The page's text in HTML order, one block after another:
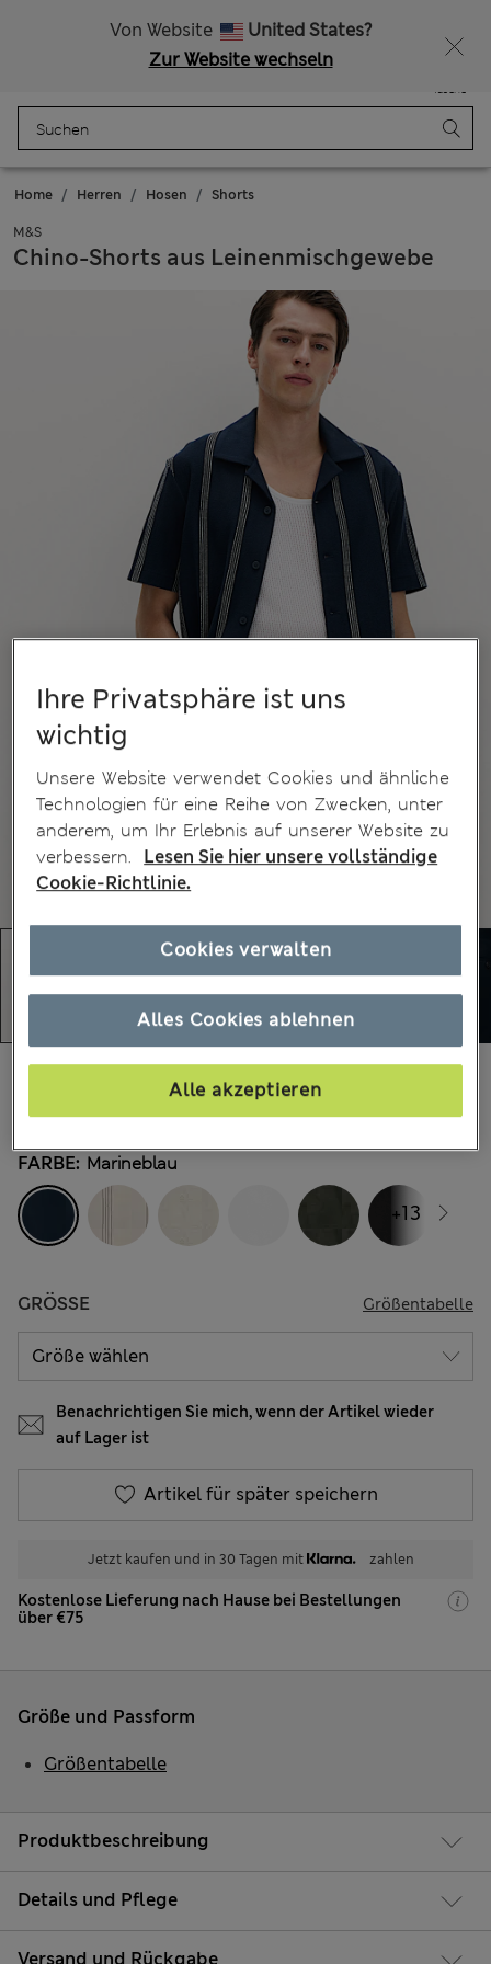
Von Website
United States?
Zur Website wechseln
Tasche
Home Herren Hosen Shorts
M&S
Chino-Shorts aus Leinenmischgewebe
€47,00
FARBE: Marineblau
GRÖSSE Größentabelle
+13
Benachrichtigen Sie mich, wenn der Artikel wieder
auf Lager ist
Artikel für später speichern
Jetzt kaufen und in 30 Tagen mit zahlen
Kostenlose Lieferung nach Hause bei Bestellungen
über €75
Produktbeschreibung
Details und Pflege
Versand und Rückgabe
Größe und Passform
Größentabelle
Ihre Privatsphäre ist uns
wichtig
Unsere Website verwendet Cookies und ähnliche
Technologien für eine Reihe von Zwecken, unter
anderem, um Ihr Erlebnis auf unserer Website zu
verbessern.
Lesen Sie hier unsere vollständige
Cookie-Richtlinie.
Alles Cookies ablehnen
Alle akzeptieren
Cookies verwalten